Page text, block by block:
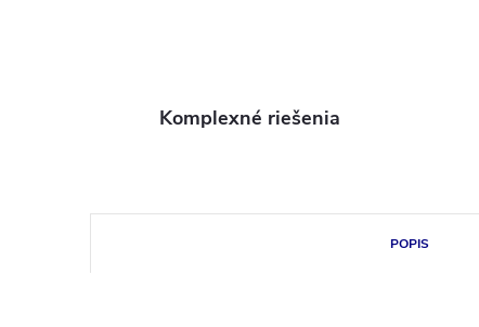
Komplexné riešenia
POPIS